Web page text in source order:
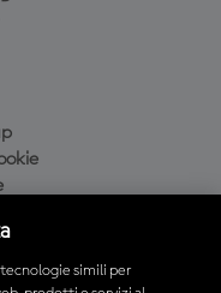
simili per